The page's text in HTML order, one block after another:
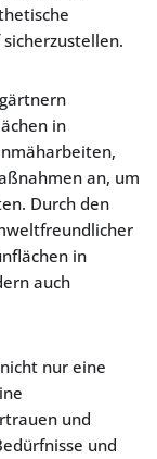
in
an, um
Durch den
in
auch
nur eine
und
und